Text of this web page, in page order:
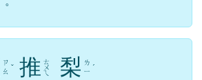
ㄗ
ㄠ ˇ 推 ㄊ
ㄨ
ㄟ 梨 ㄌ
ㄧ ˊ